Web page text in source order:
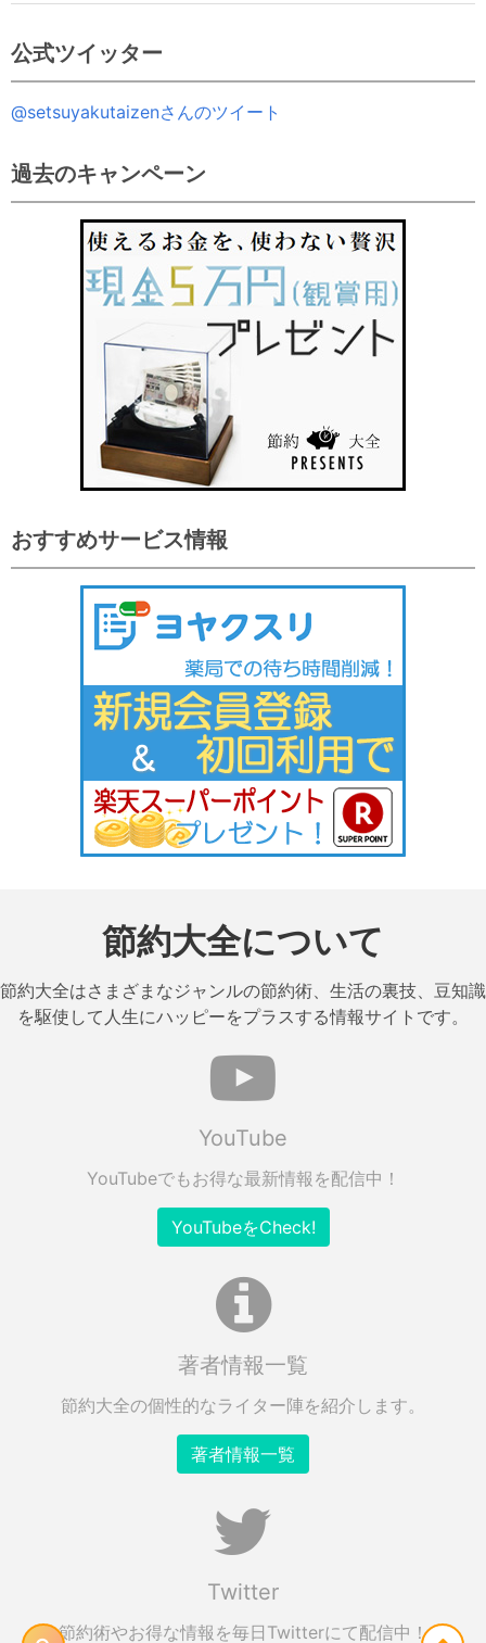
公式ツイッター
@setsuyakutaizenさんのツイート
過去のキャンペーン
おすすめサービス情報
節約大全について
節約大全はさまざまなジャンルの節約術、生活の裏技、豆知識
を駆使して人生にハッピーをプラスする情報サイトです。
YouTube
YouTubeでもお得な最新情報を配信中！
YouTubeをCheck!
著者情報一覧
節約大全の個性的なライター陣を紹介します。
著者情報一覧
Twitter
節約術やお得な情報を毎日Twitterにて配信中！